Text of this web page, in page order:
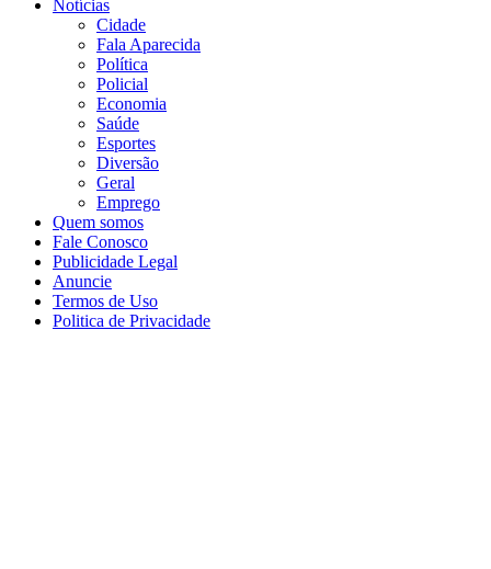
Notícias
Cidade
Fala Aparecida
Política
Policial
Economia
Saúde
Esportes
Diversão
Geral
Emprego
Quem somos
Fale Conosco
Publicidade Legal
Anuncie
Termos de Uso
Politica de Privacidade